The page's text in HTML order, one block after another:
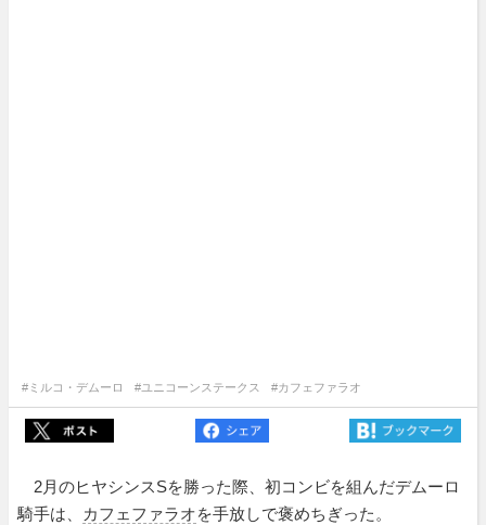
#ミルコ・デムーロ #ユニコーンステークス #カフェファラオ
2月のヒヤシンスSを勝った際、初コンビを組んだデムーロ
騎手は、
カフェファラオを手放しで褒めちぎった。